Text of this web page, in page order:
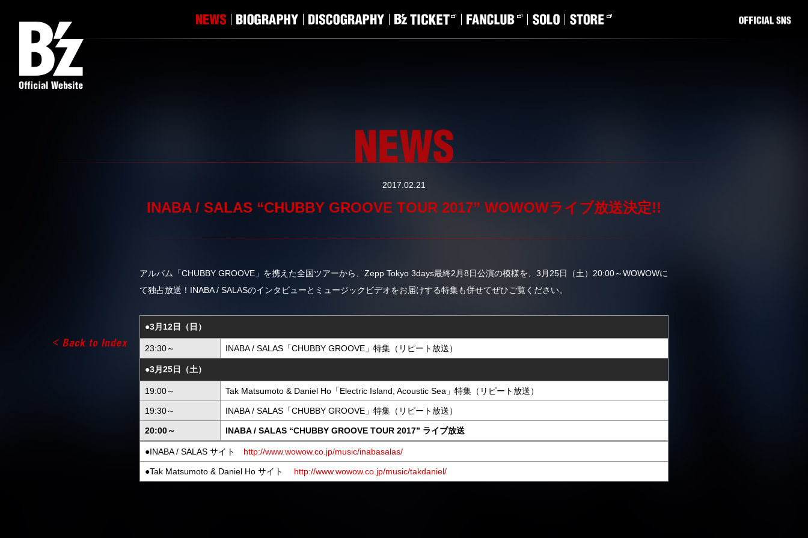
2017.02.21
INABA / SALAS “CHUBBY GROOVE TOUR 2017” WOWOWライブ放送決定!!
アルバム「CHUBBY GROOVE」を携えた全国ツアーから、Zepp Tokyo 3days最終2月8日公演の模様を、3月25日（土）20:00～WOWOWに
て独占放送！INABA / SALASのインタビューとミュージックビデオをお届けする特集も併せてぜひご覧ください。
●3月12日（日）
23:30～ INABA / SALAS「CHUBBY GROOVE」特集（リピート放送）
●3月25日（土）
19:00～ Tak Matsumoto & Daniel Ho「Electric Island, Acoustic Sea」特集（リピート放送）
19:30～ INABA / SALAS「CHUBBY GROOVE」特集（リピート放送）
20:00～ INABA / SALAS “CHUBBY GROOVE TOUR 2017” ライブ放送
●INABA / SALAS サイト http://www.wowow.co.jp/music/inabasalas/
●Tak Matsumoto & Daniel Ho サイト http://www.wowow.co.jp/music/takdaniel/